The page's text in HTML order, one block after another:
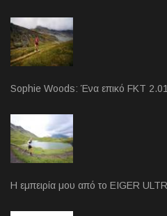
Sophie Woods: Ένα επικό FKT
Η εμπειρία μου από το EIGER